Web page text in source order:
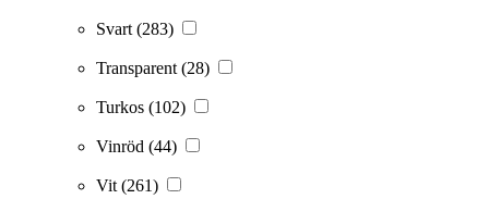
Svart (283)
Transparent (28)
Turkos (102)
Vinröd (44)
Vit (261)